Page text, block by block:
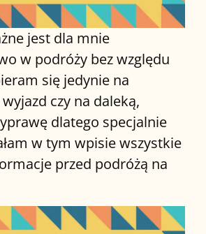
jest dla mnie
w podróży bez względu
się jedynie na
czy na daleką,
dlatego specjalnie
w tym wpisie wszystkie
przed podróżą na